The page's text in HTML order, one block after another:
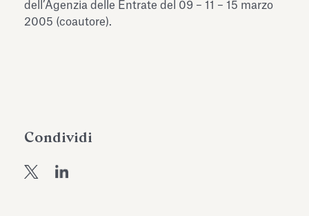
dell’Agenzia delle Entrate del 09 – 11 – 15 marzo
2005 (coautore).
Condividi